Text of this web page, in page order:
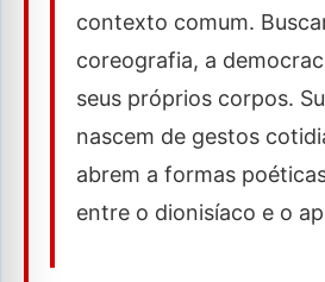
contexto comum.
coreografia, a
seus próprios corpos.
nascem de gestos
abrem a formas
entre o dionisíaco e o